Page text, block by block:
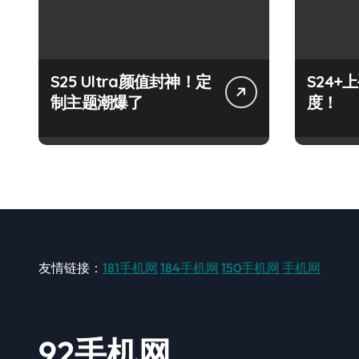
S25 Ultra颜值封神！定
制主题潮爆了
S24+
度！
友情链接： 181手机网 184手机网 150手机网 手机网